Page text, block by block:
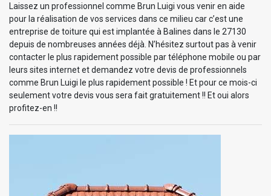
Laissez un professionnel comme Brun Luigi vous venir en aide
pour la réalisation de vos services dans ce milieu car c’est une
entreprise de toiture qui est implantée à Balines dans le 27130
depuis de nombreuses années déjà. N’hésitez surtout pas à venir
contacter le plus rapidement possible par téléphone mobile ou par
leurs sites internet et demandez votre devis de professionnels
comme Brun Luigi le plus rapidement possible ! Et pour ce mois-ci
seulement votre devis vous sera fait gratuitement !! Et oui alors
profitez-en !!